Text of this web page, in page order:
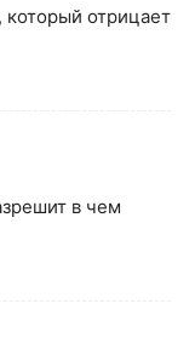
отрицает
в чем